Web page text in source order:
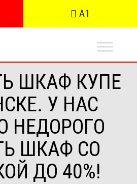
A1
ШКАФ КУПЕ
У НАС
НЕДОРОГО
ШКАФ СО
ДО 40%!